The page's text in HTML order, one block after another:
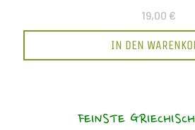
19,00 €
IN DEN
FEINSTE